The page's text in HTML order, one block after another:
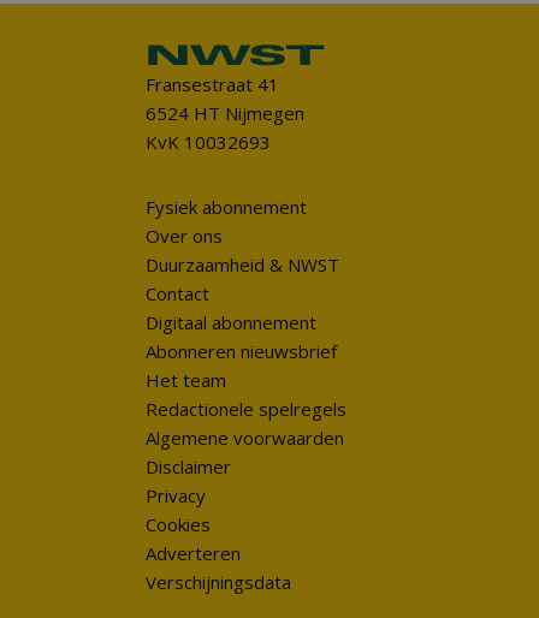
Fransestraat 41
6524 HT Nijmegen
KvK 10032693
Fysiek abonnement
Over ons
Duurzaamheid & NWST
Contact
Digitaal abonnement
Abonneren nieuwsbrief
Het team
Redactionele spelregels
Algemene voorwaarden
Disclaimer
Privacy
Cookies
Adverteren
Verschijningsdata